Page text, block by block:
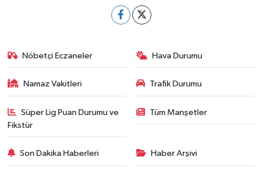
Nöbetçi Eczaneler Hava Durumu
Namaz Vakitleri Trafik Durumu
Süper Lig Puan Durumu ve
Fikstür
Tüm Manşetler
Son Dakika Haberleri Haber Arşivi